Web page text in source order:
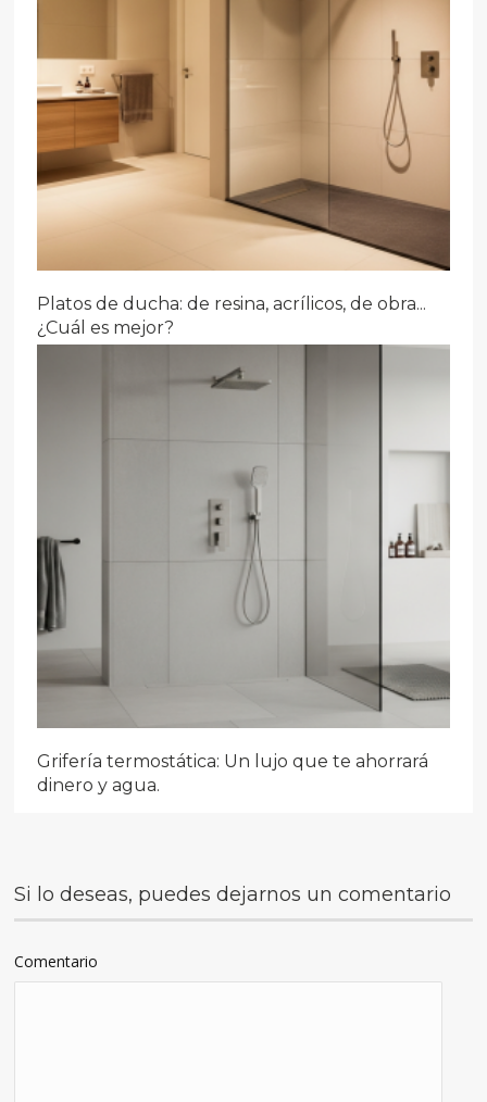
Platos de ducha: de resina, acrílicos, de obra...
¿Cuál es mejor?
Grifería termostática: Un lujo que te ahorrará
dinero y agua.
Si lo deseas, puedes dejarnos un comentario
Comentario